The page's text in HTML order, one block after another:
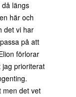
längs
här och
det vi har
på att
förlorar
jag prioriterat
men det vet